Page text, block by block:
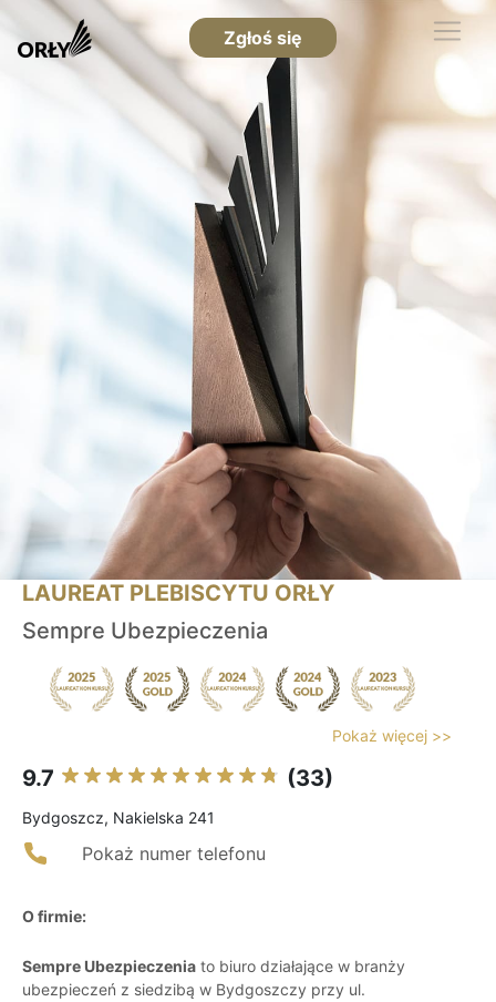
Zgłoś się
LAUREAT PLEBISCYTU ORŁY
Sempre Ubezpieczenia
Pokaż więcej >>
9.7 (33)
Bydgoszcz, Nakielska 241
Pokaż numer telefonu
O firmie:
Sempre Ubezpieczenia to biuro działające w branży
ubezpieczeń z siedzibą w Bydgoszczy przy ul.